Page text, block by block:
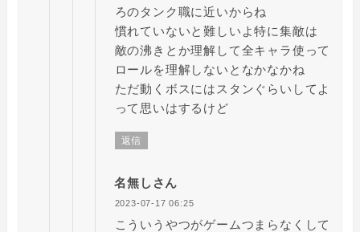
ろのタンク職に近いからね
慣れていないと難しいよ特に集敵は
敵の沸きとか理解して全キャラ使って
ロールを理解しないとなかなかね
ただ動くボスにはスタンぐらいしてよ
って思いはするけど
返信
名無しさん
2023-07-17 06:25
こういうやつがゲームつまらなくして